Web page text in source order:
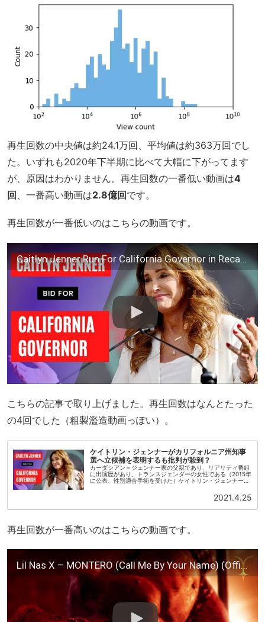
再生回数の中央値は約24.1万回、平均値は約363万回でし
た。いずれも2020年下半期に比べて大幅に下がってます
が、原因はわかりません。再生回数の一番低い動画は4
回 、一番高い動画は2.8億回 です。
再生回数が一番低いのはこちらの動画です。
Caitlyn Jenner Run For California Governor in Recall Election
こちらの記事で取り上げました。再生回数はなんとたった
の4回でした（粗製濫造動画っぽい）。
ケイトリン・ジェンナーがカリフォルニア州知事
選へ立候補を表明するも批判が殺到？
カーダシアン＝ジェンナー家の父親であり、リアリティ番組
に出演歴があり、トランスジェンダーの女性である（2015年
に公表、性別適合手術を受けた）ケイトリン・ジェンナーが
2021.4.25
再生回数が一番高いのはこちらの動画です。
Lil Nas X – MONTERO (Call Me By Your Name) (Official Video)